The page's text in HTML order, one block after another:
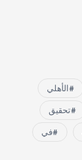
الأهلي
تحقيق
في